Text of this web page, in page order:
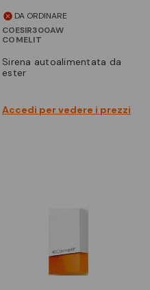
DA ORDINARE
COESIR300AW
COMELIT
sirena autoalimentata da
ester
Accedi per vedere i prezzi